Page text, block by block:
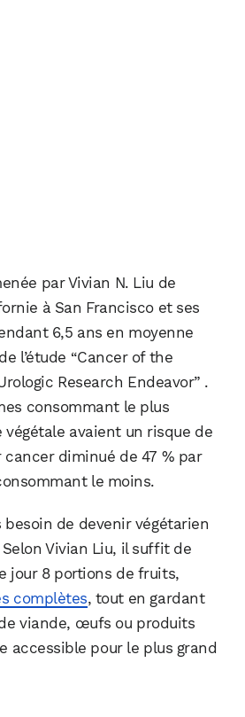
par Vivian N. Liu de
à San Francisco et ses
6,5 ans en moyenne
l’étude “Cancer of the
Research Endeavor” .
consommant le plus
végétale avaient un risque de
cancer diminué de 47 % par
le moins.
de devenir végétarien
Vivian Liu, il suffit de
jour 8 portions de fruits,
complètes, tout en gardant
viande, œufs ou produits
accessible pour le plus grand